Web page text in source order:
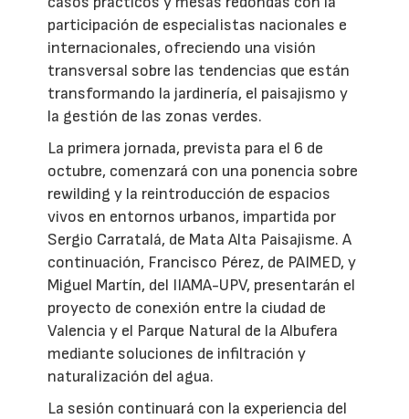
participación de especialistas nacionales e
internacionales, ofreciendo una visión
transversal sobre las tendencias que están
transformando la jardinería, el paisajismo y
la gestión de las zonas verdes.
La primera jornada, prevista para el 6 de
octubre, comenzará con una ponencia sobre
rewilding y la reintroducción de espacios
vivos en entornos urbanos, impartida por
Sergio Carratalá, de Mata Alta Paisajisme. A
continuación, Francisco Pérez, de PAIMED, y
Miguel Martín, del IIAMA-UPV, presentarán el
proyecto de conexión entre la ciudad de
Valencia y el Parque Natural de la Albufera
mediante soluciones de infiltración y
naturalización del agua.
La sesión continuará con la experiencia del